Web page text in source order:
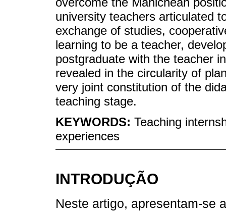
university teachers articulated
exchange of studies,
learning to be a teacher,
postgraduate with the teacher
revealed in the circularity of
very joint constitution of the
teaching stage.
KEYWORDS: Teaching
experiences
INTRODUÇÃO
Neste artigo, apresentam-se